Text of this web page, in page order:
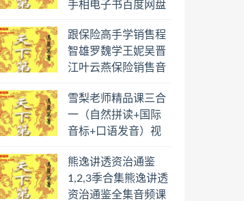
手相电子书百度网盘
跟保险高手学销售程
智雄罗魏学王妮吴晋
江叶云燕保险销售音
盘下载学习
雪梨老师精品课三合
一（自然拼读+国际
音标+口语发音）视
载学习
熊逸讲透资治通鉴
1,2,3季合集熊逸讲透
资治通鉴全集音频课